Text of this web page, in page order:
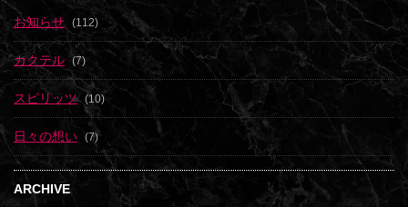
お知らせ (112)
カクテル (7)
スピリッツ (10)
日々の想い (7)
ARCHIVE